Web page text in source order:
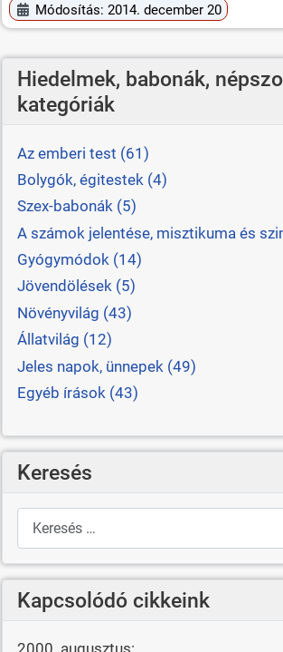
Módosítás: 2014. december 20
Hiedelmek, babonák,
kategóriák
Az emberi test (61)
Bolygók, égitestek (4)
Szex-babonák (5)
A számok jelentése, misztikuma és
Gyógymódok (14)
Jövendölések (5)
Növényvilág (43)
Állatvilág (12)
Jeles napok, ünnepek (49)
Egyéb írások (43)
Keresés
Keresés
Kapcsolódó cikkeink